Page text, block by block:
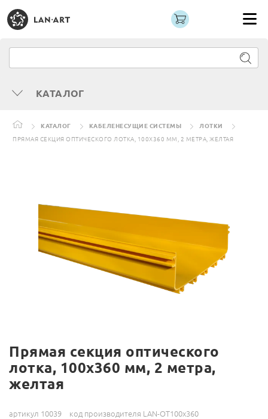
КАТАЛОГ
КАТАЛОГ КАБЕЛЕНЕСУЩИЕ СИСТЕМЫ
ЛОТКИ
ПРЯМАЯ СЕКЦИЯ ОПТИЧЕСКОГО ЛОТКА, 100X360 ММ, 2 МЕТРА, ЖЕЛТАЯ
Прямая секция оптического
лотка, 100x360 мм, 2 метра,
желтая
артикул 10039 код производителя LAN-OT100x360